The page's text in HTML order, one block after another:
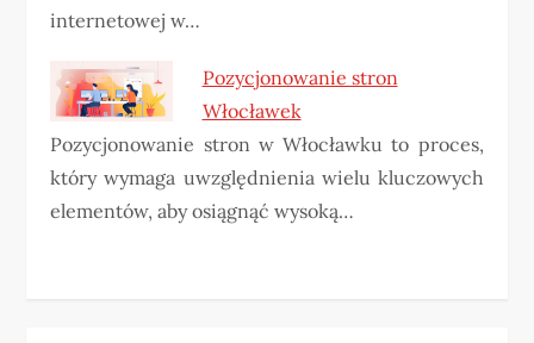
internetowej w…
Pozycjonowanie stron
Włocławek
Pozycjonowanie stron w Włocławku to proces,
który wymaga uwzględnienia wielu kluczowych
elementów, aby osiągnąć wysoką…